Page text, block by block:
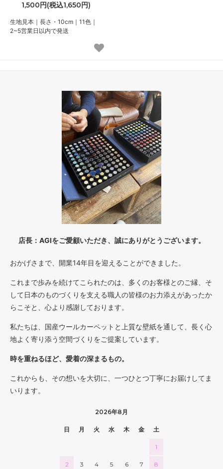
1,500円(税込1,650円)
生地見本｜長さ・10cm｜11色｜
2~5営業日以内で発送
店長：AGIをご愛顧いただき、誠にありがとうございます。
おかげさまで、開業14年目を迎えることができました。
これまで歩みを続けてこられたのは、多くのお客様とのご縁、そ
して日本のものづくりを支える職人の皆様のお力添えがあったか
らこそと、心より感謝しております。
私たちは、国産ウールカーペットと上質な壁紙を通して、長く心
地よく寄り添う空間づくりをご提案しています。
時を重ねるほど、愛着の深まるもの。
これからも、その想いを大切に、一つひとつ丁寧にお届けしてま
いります。
2026年8月
日 月 火 水 木 金 土
1
2 3 4 5 6 7 8